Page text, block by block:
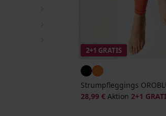
2+1 GRATIS
Strumpfleggings
28,99 € Aktion 2+1